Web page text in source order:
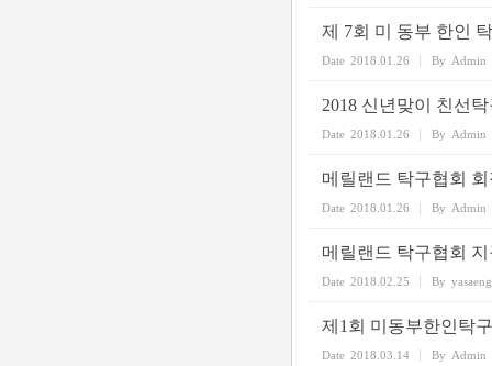
제 7회 미 동부 한인
Date 2018.01.26 By Admin
2018 신년맞이 친선
Date 2018.01.26 By Admin
메릴랜드 탁구협회
Date 2018.01.26 By Admin
메릴랜드 탁구협회
Date 2018.02.25 By
제1회 미동부한인탁
Date 2018.03.14 By Admin